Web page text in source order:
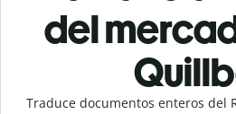
del
Traduce documentos enteros del